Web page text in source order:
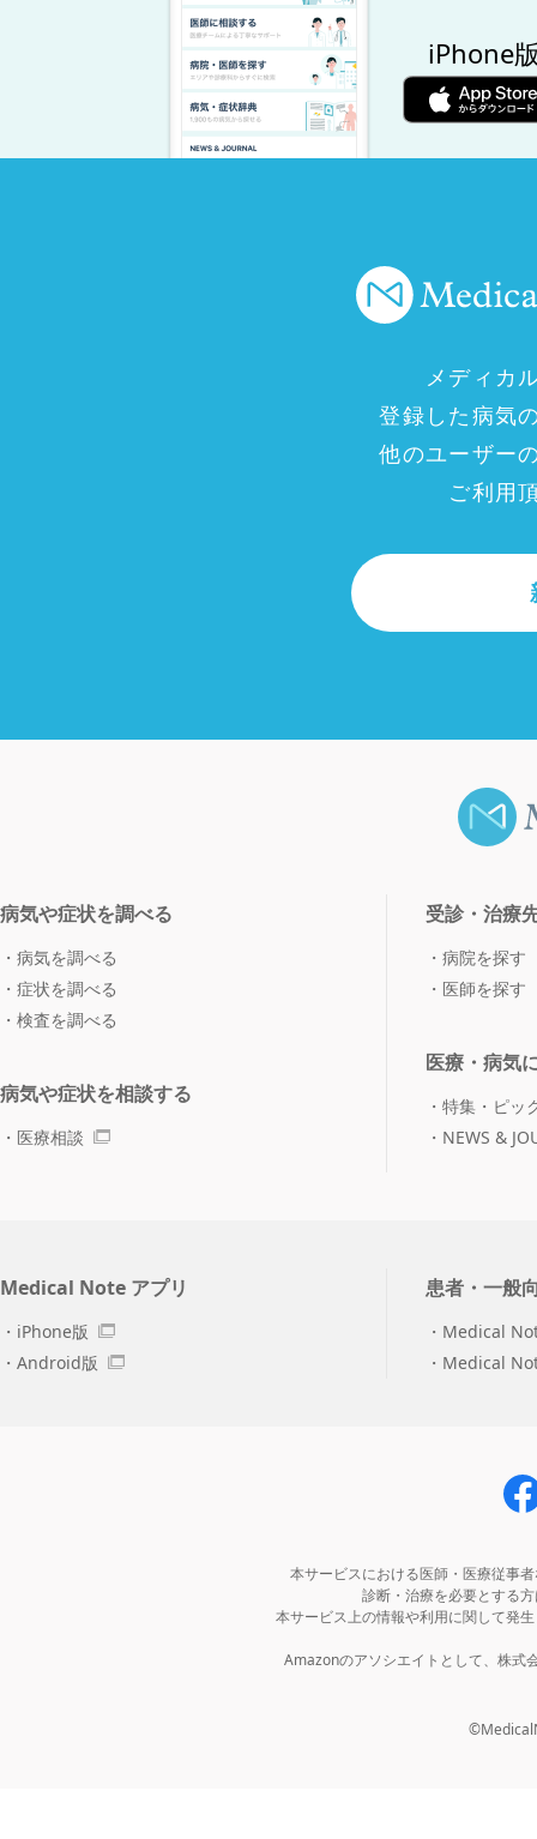
iPhone
メディカ
登録した病気
他のユーザー
ご利用
病気や症状を調べる
病気を調べる
症状を調べる
検査を調べる
病気や症状を相談する
医療相談
受診・治療
病院を探す
医師を探す
医療・病気
特集・ピッ
NEWS &
Medical Note アプリ
iPhone版
Android版
患者・一般
Medical
Medical
本サービスにおける医師・医療従事
診断・治療を必要とする
本サービス上の情報や利用に関して発
Amazonのアソシエイトとして、株式